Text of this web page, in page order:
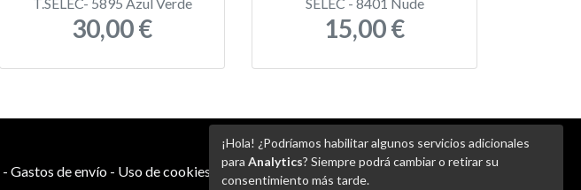
30,00 € 15,00 €
- Gastos de envío - Uso de cookies Ajustes de Cookies
¡Hola! ¿Podríamos habilitar algunos servicios adicionales
para Analytics? Siempre podrá cambiar o retirar su
consentimiento más tarde.